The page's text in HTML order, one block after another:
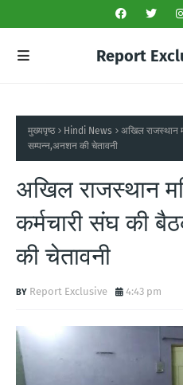
Report
मुख्यपृष्ठ Hindi News
अखिल राजस्थान
सम्पन्न,अनशन की चेतावनी
अखिल राजस्थान
कर्मचारी संघ की
की चेतावनी
Report Exclusive 4:43 pm